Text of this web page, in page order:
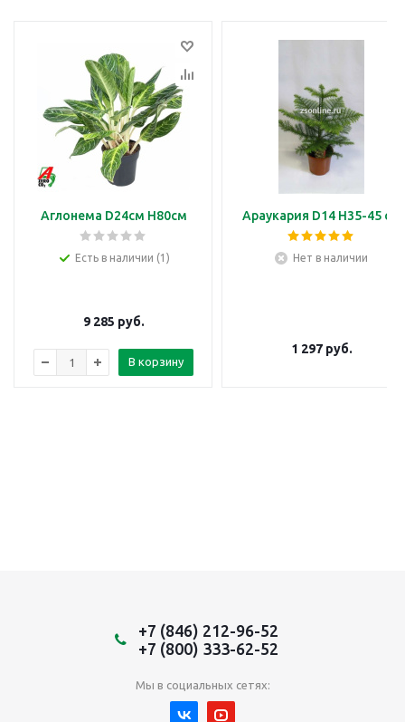
Аглонема D24см H80см
Есть в наличии (1)
9 285 руб.
В корзину
Араукария D14 H35-45 см
Нет в наличии
1 297руб.
+7 (846) 212-96-52
+7 (800) 333-62-52
Мы в социальных сетях: